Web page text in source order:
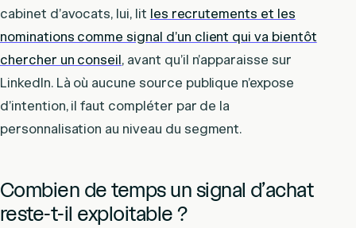
cabinet d’avocats, lui, lit les recrutements et les
nominations comme signal d’un client qui va bientôt
chercher un conseil, avant qu’il n’apparaisse sur
LinkedIn. Là où aucune source publique n’expose
d’intention, il faut compléter par de la
personnalisation au niveau du segment.
Combien de temps un signal d’achat
reste-t-il exploitable ?